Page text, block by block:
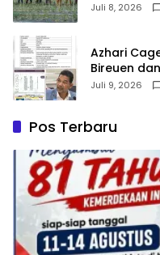
Juli 8, 2026
Azhari
Bireuen
Juli 9, 2026
Pos Terbaru